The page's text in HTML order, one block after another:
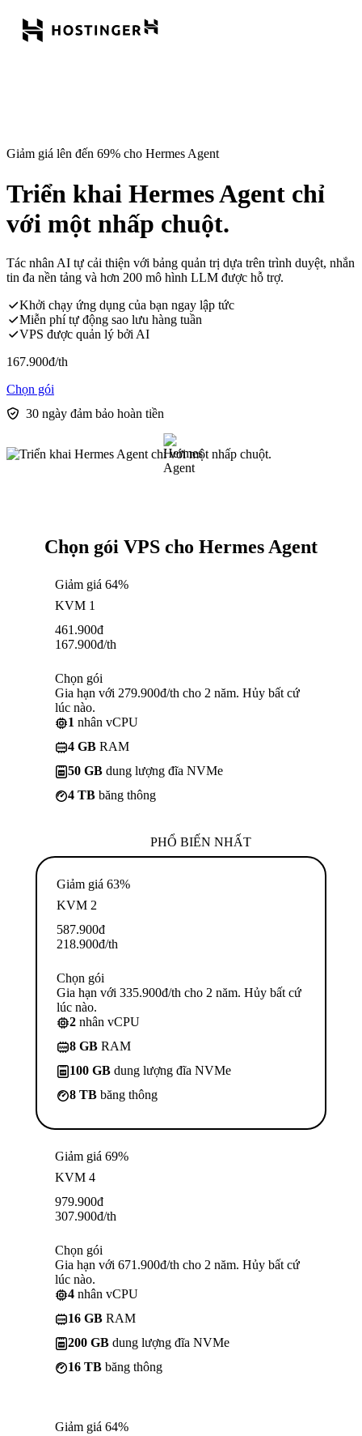
Giảm giá lên đến 69% cho Hermes Agent
Triển khai Hermes Agent chỉ
với một nhấp chuột.
Tác nhân AI tự cải thiện với bảng quản trị dựa trên trình duyệt, nhắn
tin đa nền tảng và hơn 200 mô hình LLM được hỗ trợ.
Khởi chạy ứng dụng của bạn ngay lập tức
Miễn phí tự động sao lưu hàng tuần
VPS được quản lý bởi AI
167.900đ/th
Chọn gói
30 ngày đảm bảo hoàn tiền
Chọn gói VPS cho Hermes Agent
Giảm giá 64%
KVM 1
461.900đ
167.900đ/th
Chọn gói
Gia hạn với 279.900đ/th cho 2 năm. Hủy bất cứ
lúc nào.
1 nhân vCPU
4 GB RAM
50 GB dung lượng đĩa NVMe
4 TB băng thông
PHỔ BIẾN NHẤT
Giảm giá 63%
KVM 2
587.900đ
218.900đ/th
Chọn gói
Gia hạn với 335.900đ/th cho 2 năm. Hủy bất cứ
lúc nào.
2 nhân vCPU
8 GB RAM
100 GB dung lượng đĩa NVMe
8 TB băng thông
Giảm giá 69%
KVM 4
979.900đ
307.900đ/th
Chọn gói
Gia hạn với 671.900đ/th cho 2 năm. Hủy bất cứ
lúc nào.
4 nhân vCPU
16 GB RAM
200 GB dung lượng đĩa NVMe
16 TB băng thông
Giảm giá 64%